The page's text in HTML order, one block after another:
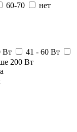
60-70
нет
Вт
41 - 60 Вт
200 Вт